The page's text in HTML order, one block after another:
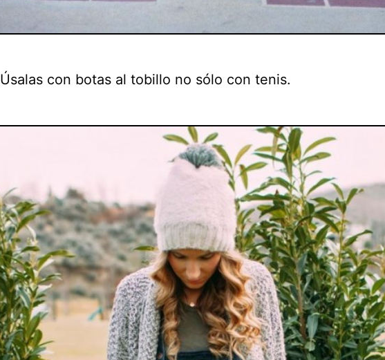
Úsalas con botas al tobillo no sólo con tenis.